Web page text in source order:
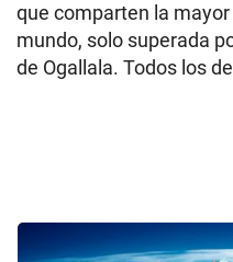
que comparten la
mundo, solo superada
de Ogallala. Todos los